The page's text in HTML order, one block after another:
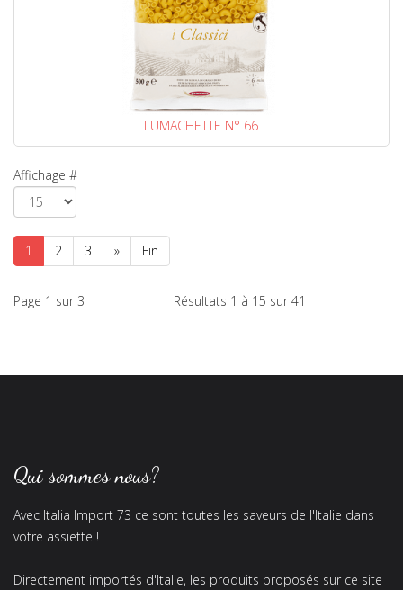
LUMACHETTE N° 66
Affichage #
1 2 3 » Fin
Page 1 sur 3 Résultats 1 à 15 sur 41
Qui sommes nous?
Avec Italia Import 73 ce sont toutes les saveurs de l'Italie dans
votre assiette !
Directement importés d'Italie, les produits proposés sur ce site